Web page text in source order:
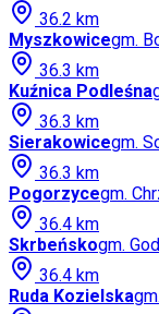
36.2 km
Myszkowicegm.
36.3 km
Kuźnica Podleśna
36.3 km
Sierakowicegm.
36.3 km
Pogorzycegm.
36.4 km
Skrbeńskogm.
36.4 km
Ruda Kozielskagm.